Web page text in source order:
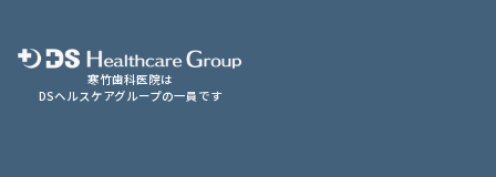
寒竹歯科医院は
DSヘルスケアグループの一員です